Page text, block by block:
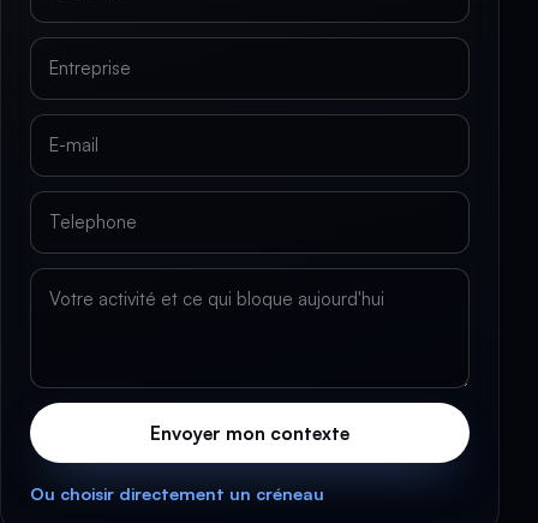
Envoyer mon contexte
Ou choisir directement un créneau